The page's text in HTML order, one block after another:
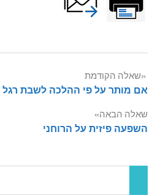
Post
navigation
שאלה הקודמת
אם מותר על פי ההלכה לשבת רגל
שאלה הבאה
השפעה פיזית על הרוחני